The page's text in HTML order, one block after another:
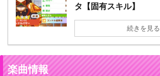
タ【固有スキル】
続きを見る
楽曲情報